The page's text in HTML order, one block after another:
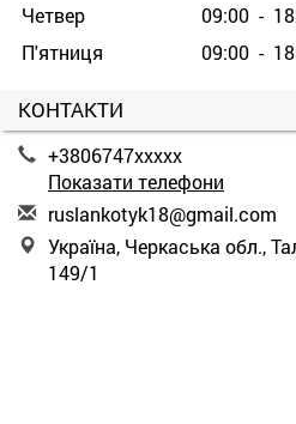
Четвер
09:00 -
П'ятниця
09:00 -
КОНТАКТИ
+3806747xxxxx
Показати телефони
ruslankotyk18@gmail.com
Україна, Черкаська обл.,
149/1